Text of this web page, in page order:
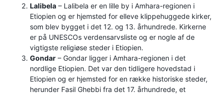
Lalibela – Lalibela er en lille by i Amhara-regionen i
Etiopien og er hjemsted for elleve klippehuggede kirker,
som blev bygget i det 12. og 13. århundrede. Kirkerne
er på UNESCOs verdensarvsliste og er nogle af de
vigtigste religiøse steder i Etiopien.
Gondar – Gondar ligger i Amhara-regionen i det
nordlige Etiopien. Det var den tidligere hovedstad i
Etiopien og er hjemsted for en række historiske steder,
herunder Fasil Ghebbi fra det 17. århundrede, et